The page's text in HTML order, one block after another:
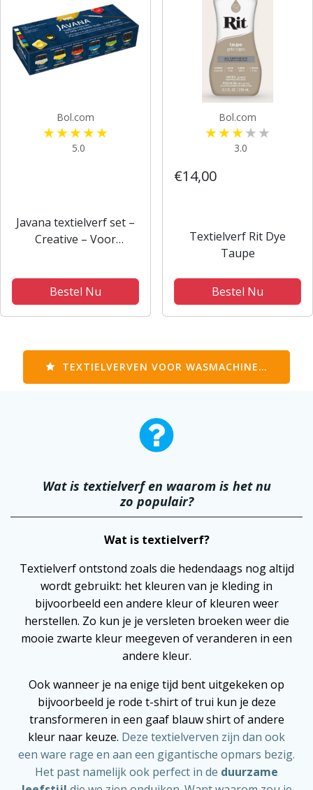
Bol.com
5.0
Javana textielverf set –
Creative – Voor
Bestel Nu
Bol.com
3.0
€14,00
Textielverf Rit Dye
Taupe
Bestel Nu
TEXTIELVERVEN VOOR WASMACHINE…
Wat is textielverf en waarom is het nu
zo populair?
Wat is textielverf?
Textielverf ontstond zoals die hedendaags nog altijd
wordt gebruikt: het kleuren van je kleding in
bijvoorbeeld een andere kleur of kleuren weer
herstellen. Zo kun je je versleten broeken weer die
mooie zwarte kleur meegeven of veranderen in een
andere kleur.
Ook wanneer je na enige tijd bent uitgekeken op
bijvoorbeeld je rode t-shirt of trui kun je deze
transformeren in een gaaf blauw shirt of andere
kleur naar keuze. Deze textielverven zijn dan ook
een ware rage en aan een gigantische opmars bezig.
Het past namelijk ook perfect in de duurzame